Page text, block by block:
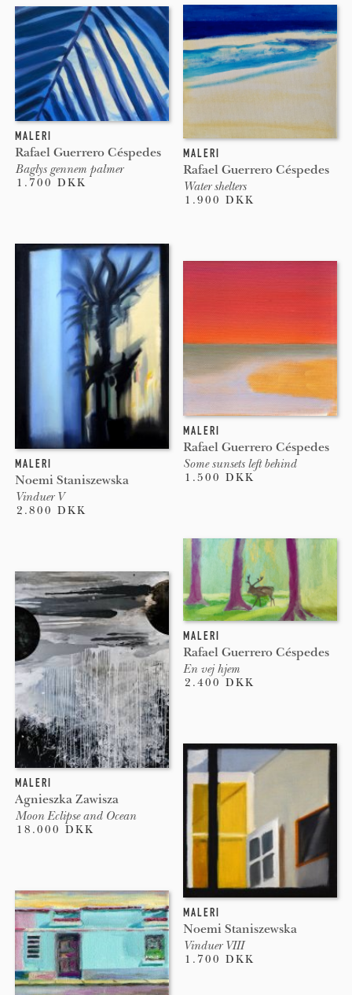
MALERI
Rafael Guerrero Céspedes
Baglys gennem palmer
1.700 DKK
MALERI
Noemi Staniszewska
Vinduer V
2.800 DKK
MALERI
Agnieszka Zawisza
Moon Eclipse and Ocean
18.000 DKK
MALERI
Rafael Guerrero Céspedes
Water shelters
1.900 DKK
MALERI
Rafael Guerrero Céspedes
Some sunsets left behind
1.500 DKK
MALERI
Rafael Guerrero Céspedes
En vej hjem
2.400 DKK
MALERI
Noemi Staniszewska
Vinduer VIII
1.700 DKK